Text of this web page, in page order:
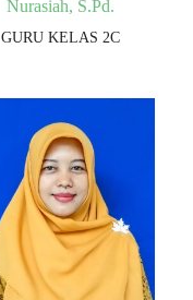
Nurasiah, S.Pd.
GURU KELAS 2C